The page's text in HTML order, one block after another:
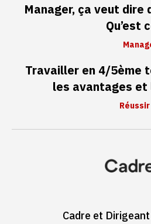
Manager, ça veut dire
Qu’est
Travailler en 4/5ème
les avantages et
Cadre et